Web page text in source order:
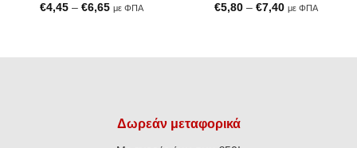
€4,45 – €6,65Price
με ΦΠΑ
€5,80 – €7,40Price
με ΦΠΑ
Δωρεάν μεταφορικά